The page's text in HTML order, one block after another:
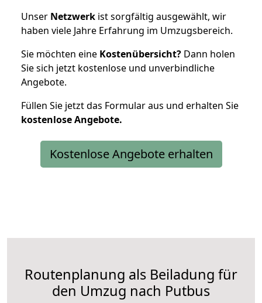
Unser Netzwerk ist sorgfältig ausgewählt, wir
haben viele Jahre Erfahrung im Umzugsbereich.
Sie möchten eine Kostenübersicht? Dann holen
Sie sich jetzt kostenlose und unverbindliche
Angebote.
Füllen Sie jetzt das Formular aus und erhalten Sie
kostenloseAngebote.
Kostenlose Angebote erhalten
Routenplanung als Beiladung für
den Umzug nach Putbus